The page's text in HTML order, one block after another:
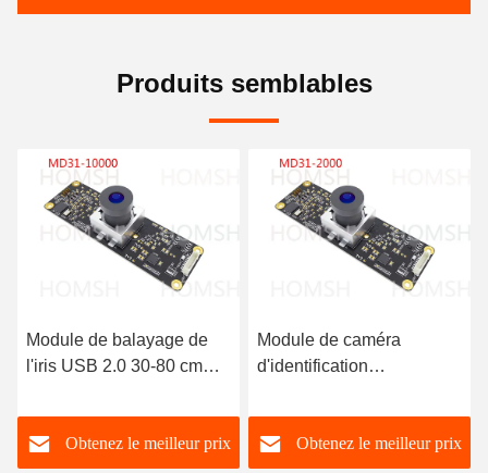
Produits semblables
Module de caméra
d'identification
Distance de balayage 30-
50 cmObtenez le meilleur prix
Module de
reconnaissance de l'iris
balayage de 30 à 80 cm
Obtenez le meilleur prix